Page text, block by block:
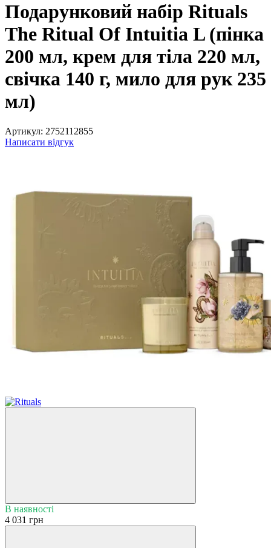
Подарунковий набір Rituals
The Ritual Of Intuitia L (пінка
200 мл, крем для тіла 220 мл,
свічка 140 г, мило для рук 235
мл)
Артикул: 2752112855
Написати відгук
В наявності
4 031 грн